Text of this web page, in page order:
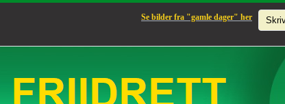
Se bilder fra "gamle dager" her